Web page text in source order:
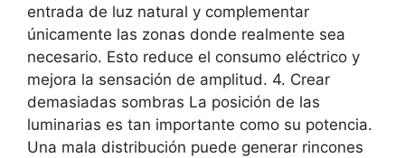
entrada de luz natural y complementar
únicamente las zonas donde realmente sea
necesario. Esto reduce el consumo eléctrico y
mejora la sensación de amplitud. 4. Crear
demasiadas sombras La posición de las
luminarias es tan importante como su potencia.
Una mala distribución puede generar rincones